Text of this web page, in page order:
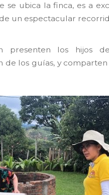
se ubica la finca, es a
un espectacular
presenten los hijos
los guías, y comparten